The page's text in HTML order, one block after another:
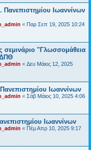
Ιωαννίνων
« Παρ Σεπ 19, 2025 10:24
"Γλωσσομάθεια
« Δευ Μάιος 12, 2025
Ιωαννίνων
« Σάβ Μάιος 10, 2025 4:06
Ιωαννίνων
« Πέμ Απρ 10, 2025 9:17